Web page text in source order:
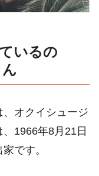
いるの
オクイシュージ
1966年8月21日
家です。